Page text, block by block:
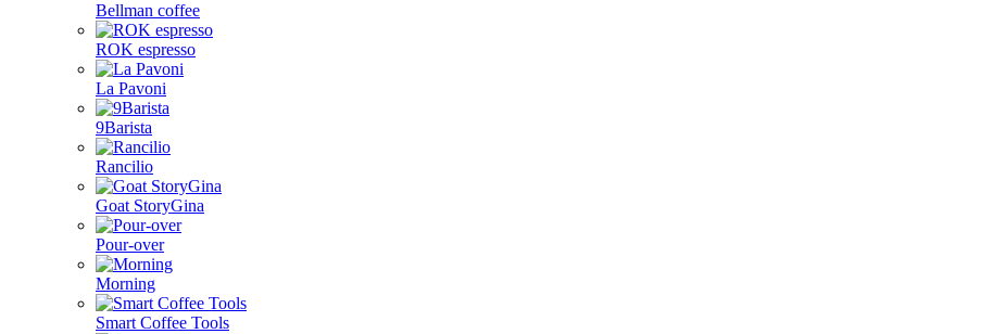
Bellman coffee
ROK espresso
La Pavoni
9Barista
Rancilio
Goat StoryGina
Pour-over
Morning
Smart Coffee Tools